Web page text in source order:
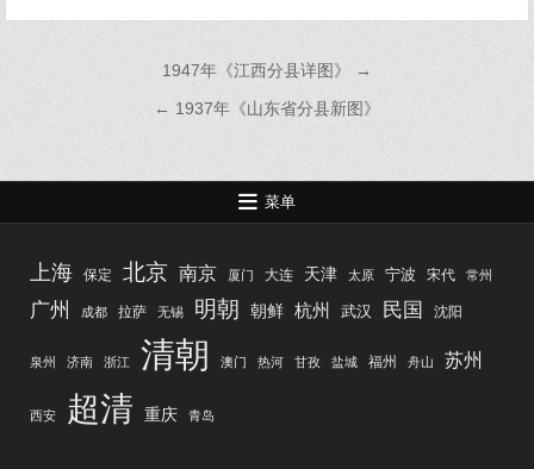
航
1947年《江西分县详图》 →
← 1937年《山东省分县新图》
菜单
上海 保定 北京 南京 厦门 大连 天津 太原 宁波 宋代 常州
广州 成都 拉萨 无锡 明朝 朝鲜 杭州 武汉 民国 沈阳
泉州 济南 浙江 清朝 澳门 热河 甘孜 盐城 福州 舟山 苏州
西安 超清 重庆 青岛